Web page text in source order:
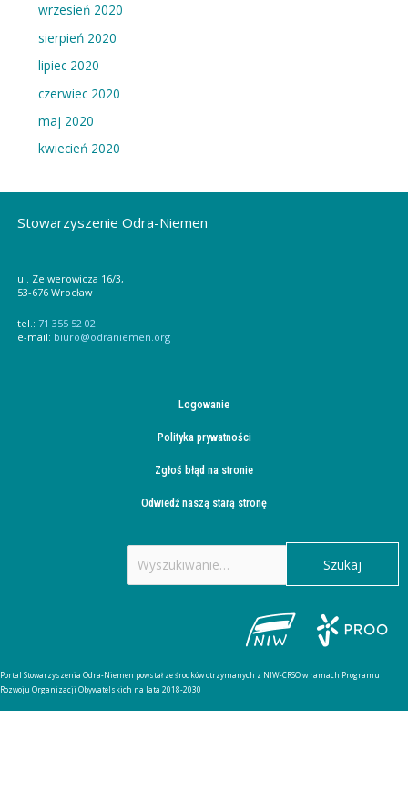
wrzesień 2020
sierpień 2020
lipiec 2020
czerwiec 2020
maj 2020
kwiecień 2020
Stowarzyszenie Odra-Niemen
ul. Zelwerowicza 16/3,
53-676 Wrocław
tel.: 71 355 52 02
e-mail: biuro@odraniemen.org
Logowanie
Polityka prywatności
Zgłoś błąd na stronie
Odwiedź naszą starą stronę
Szukaj
dla:
Portal Stowarzyszenia Odra-Niemen powstał ze środków otrzymanych z NIW-CRSO w ramach Programu
Rozwoju Organizacji Obywatelskich na lata 2018-2030